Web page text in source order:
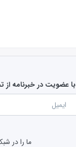
با عضویت در خبرنامه
ما را در